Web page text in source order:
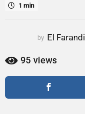
o
o
1
1 min
by El Farandi
95 views